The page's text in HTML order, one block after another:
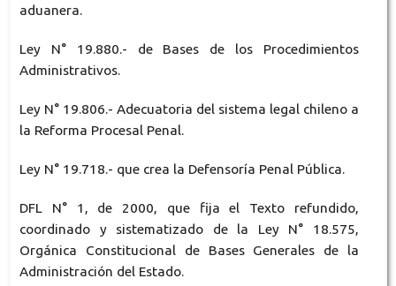
aduanera.
Ley N° 19.880.- de Bases de los Procedimientos
Administrativos.
Ley N° 19.806.- Adecuatoria del sistema legal chileno a
la Reforma Procesal Penal.
Ley N° 19.718.- que crea la Defensoría Penal Pública.
DFL N° 1, de 2000, que fija el Texto refundido,
coordinado y sistematizado de la Ley N° 18.575,
Orgánica Constitucional de Bases Generales de la
Administración del Estado.